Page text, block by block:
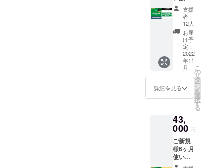
療、診
療行為
ではご
ざいま
せん。
効果に
は個人
差がご
ざいま
すこと
ご了承
くださ
1ヶ月間
の期間
利用料
（8,000
円）＋
初回登
録料
（11,00
0円）か
21%OF
Fのお得
す。
「法令
に基づ
く医
療、診
療行為
21:00の
間とな
りま
す。 ※
通常、
3ヶ月間
の期間
利用料
（24,00
0円）か
ら
12%OF
Fのお得
ンで
す。
「法令
に基づ
く医
療、診
■各種マ
シンの
使い方
説明レ
クリ
エー
ション
■ジムオ
リジナ
ルト
レーニ
シャツ1
レーニ
ングサ
ポート
■3ヶ月
間ジム
使い放
チケッ
ト1枚
★対
象）既
存会員
様限定
のプラ
ンとな
りま
す。
【内
容】 ■
ジムオ
ルト
レーニ
ングT
シャツ1
枚 ■ト
レーニ
ングサ
支援
者：
12人
お届
け予
定：
2022
年11
月
詳細を見る
こ
の
リ
タ
ー
ン
を
選
択
す
る
43,
000 円
ご新規
様6ヶ月
使い放
題チ